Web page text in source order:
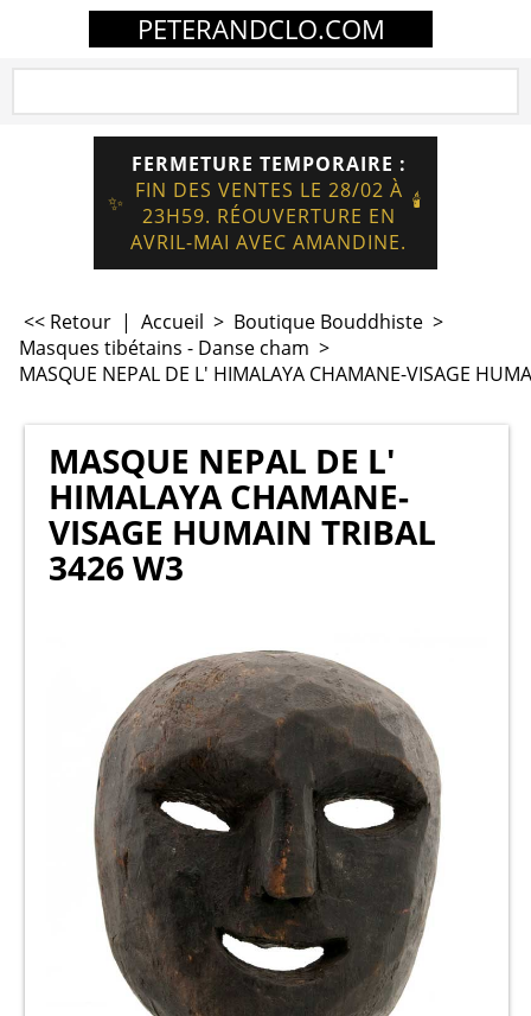
PETERANDCLO.COM
✨
FERMETURE TEMPORAIRE :
FIN DES VENTES LE 28/02 À
23H59. RÉOUVERTURE EN
AVRIL-MAI AVEC AMANDINE.
🕯️
<< Retour | Accueil > Boutique Bouddhiste >
Masques tibétains - Danse cham >
MASQUE NEPAL DE L' HIMALAYA CHAMANE-VISAGE
MASQUE NEPAL DE L'
HIMALAYA CHAMANE-
VISAGE HUMAIN TRIBAL
3426 W3